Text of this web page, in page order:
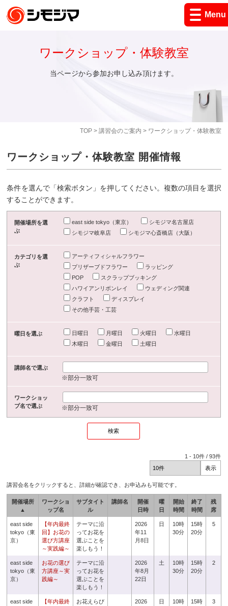
Menu
TOP> 講習会のご案内 > ワークショップ・体験教室
ワークショップ・体験教室
当ページから参加お申し込み頂けます。
ワークショップ・体験教室 開催情報
条件を選んで「検索ボタン」を押してください。複数の項目を選択
することができます。
開催場所を選
ぶ
east side tokyo（東京）
シモジマ名古屋店
シモジマ岐阜店
シモジマ心斎橋店（大阪）
カテゴリを選
ぶ
アーティフィシャルフラワー
プリザーブドフラワー
ラッピング
POP
スクラップブッキング
ハワイアンリボンレイ
ウェディング関連
クラフト
ディスプレイ
その他手芸・工芸
曜日を選ぶ 日曜日 月曜日 火曜日
水曜日
木曜日
金曜日 土曜日
講師名で選ぶ
※部分一致可
ワークショッ
プ名で選ぶ
※部分一致可
1 - 10件 /93件
講習会名をクリックすると、詳細が確認でき、お申込みも可能です。
開催場所
▲
ワークショ
ップ名
サブタイト
ル
講師名
開催
日時
曜
日
開始
時間
終了
時間
残
席
east side
tokyo（東
京）
【年内最終
回】お花の
選び方講座
～実践編～
テーマに沿
ってお花を
選ぶことを
楽しもう！
2026
年11
月8日
日
10時
30分
15時
20分
5
east side
tokyo（東
京）
お花の選び
方講座～実
践編～
テーマに沿
ってお花を
選ぶことを
楽しもう！
2026
年8月
22日
土
10時
30分
15時
20分
2
east side
【年内最終
お花えらび
2026
日
10時
15時
3